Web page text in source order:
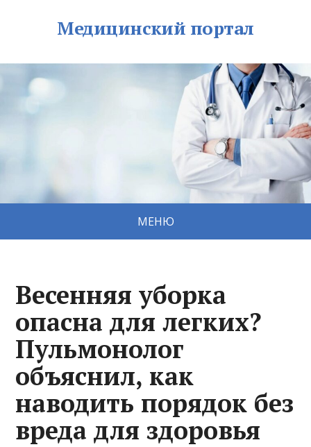
Медицинский портал
МЕНЮ
Весенняя уборка
опасна для легких?
Пульмонолог
объяснил, как
наводить порядок без
вреда для здоровья